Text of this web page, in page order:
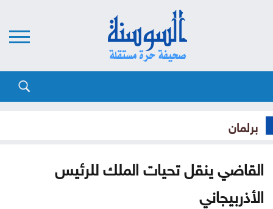
برلمان
القاضي ينقل تحيات الملك للرئيس
الأذربيجاني